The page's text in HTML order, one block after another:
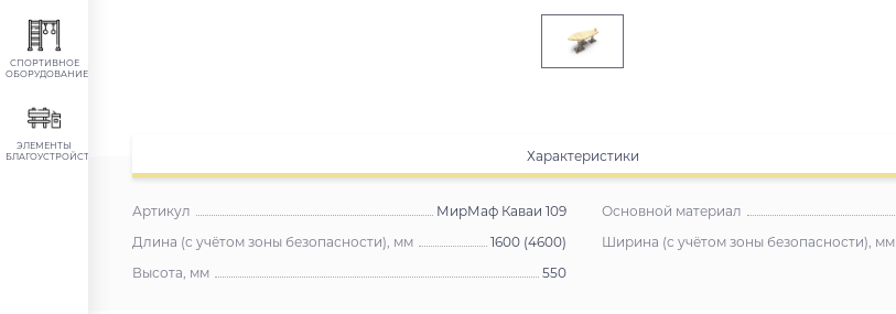
СПОРТИВНОЕ
ОБОРУДОВАНИЕ
ЭЛЕМЕНТЫ
БЛАГОУСТРОЙСТВА
Характеристики
Артикул МирМаф Каваи 109 Основной материал
Длина (с учётом зоны безопасности), мм
1600 (4600) Ширина (с учётом зоны безопасности), мм
Высота, мм
550